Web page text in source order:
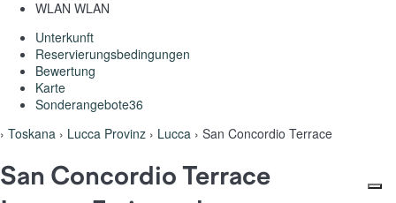
WLAN WLAN
Unterkunft
Reservierungsbedingungen
Bewertung
Karte
Sonderangebote36
› Toskana › Lucca Provinz › Lucca › San Concordio Terrace
San Concordio Terrace